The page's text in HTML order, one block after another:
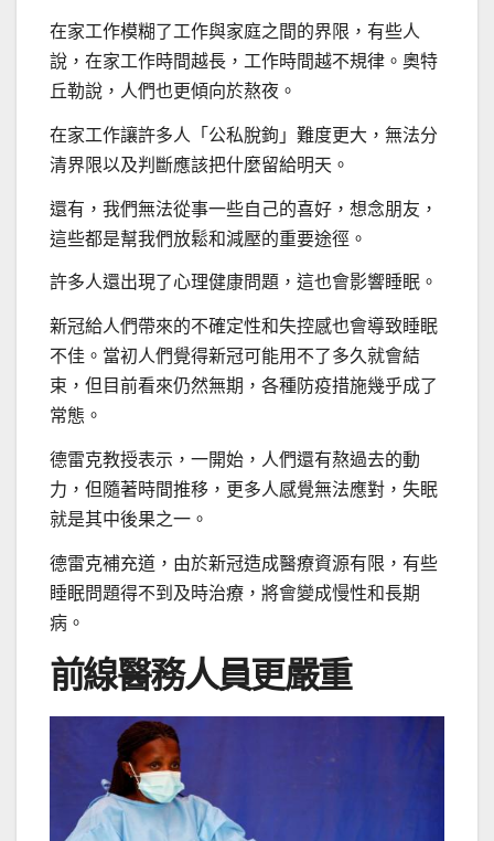
在家工作模糊了工作與家庭之間的界限，有些人
說，在家工作時間越長，工作時間越不規律。奧特
丘勒說，人們也更傾向於熬夜。
在家工作讓許多人「公私脫鉤」難度更大，無法分
清界限以及判斷應該把什麼留給明天。
還有，我們無法從事一些自己的喜好，想念朋友，
這些都是幫我們放鬆和減壓的重要途徑。
許多人還出現了心理健康問題，這也會影響睡眠。
新冠給人們帶來的不確定性和失控感也會導致睡眠
不佳。當初人們覺得新冠可能用不了多久就會結
束，但目前看來仍然無期，各種防疫措施幾乎成了
常態。
德雷克教授表示，一開始，人們還有熬過去的動
力，但隨著時間推移，更多人感覺無法應對，失眠
就是其中後果之一。
德雷克補充道，由於新冠造成醫療資源有限，有些
睡眠問題得不到及時治療，將會變成慢性和長期
病。
前線醫務人員更嚴重